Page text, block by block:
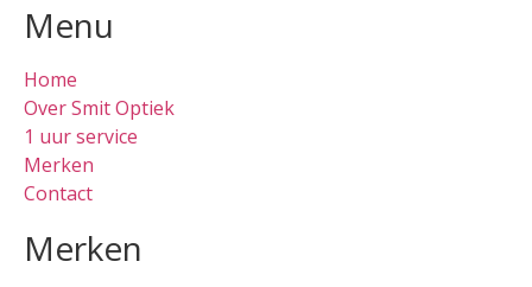
Menu
Home
Over Smit Optiek
1 uur service
Merken
Contact
Merken